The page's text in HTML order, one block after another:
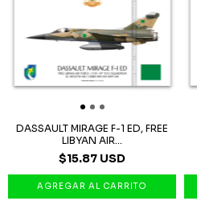
DASSAULT MIRAGE F-1 ED, FREE
LIBYAN AIR...
$15.87 USD